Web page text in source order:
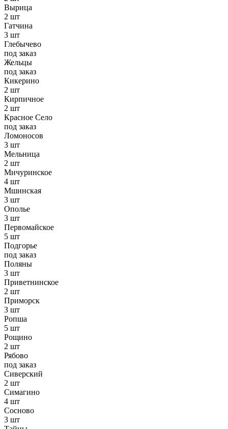
Вырица
2 шт
Гатчина
3 шт
Глебычево
под заказ
Жельцы
под заказ
Кикерино
2 шт
Кирпичное
2 шт
Красное Село
под заказ
Ломоносов
3 шт
Мельница
2 шт
Мичуринское
4 шт
Мшинская
3 шт
Ополье
3 шт
Первомайское
5 шт
Подгорье
под заказ
Поляны
3 шт
Приветнинское
2 шт
Приморск
3 шт
Ропша
5 шт
Рощино
2 шт
Рябово
под заказ
Сиверский
2 шт
Симагино
4 шт
Сосново
3 шт